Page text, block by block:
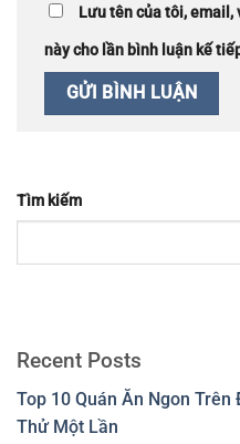
Lưu tên của tôi,
này cho lần bình luận kế
Tìm kiếm
Recent Posts
Top 10 Quán Ăn Ngon
Thử Một Lần